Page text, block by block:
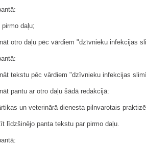
daļu;
otro daļu pēc vārdiem "dzīvnieku infekcijas
tekstu pēc vārdiem "dzīvnieku infekcijas
pantu ar otro daļu šādā redakcijā:
un veterinārā dienesta pilnvarotais
līdzšinējo panta tekstu par pirmo daļu.